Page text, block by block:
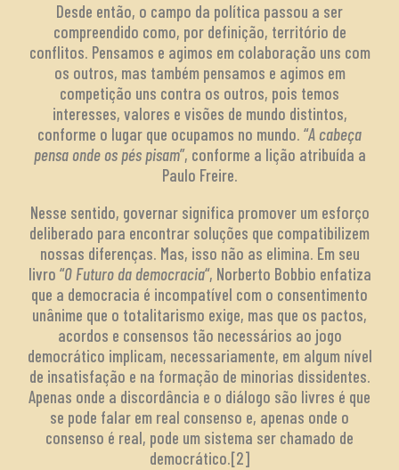
Desde então, o campo da política passou a ser
compreendido como, por definição, território de
conflitos. Pensamos e agimos em colaboração uns com
os outros, mas também pensamos e agimos em
competição uns contra os outros, pois temos
interesses, valores e visões de mundo distintos,
conforme o lugar que ocupamos no mundo. “A cabeça
pensa onde os pés pisam”, conforme a lição atribuída a
Paulo Freire.
Nesse sentido, governar significa promover um esforço
deliberado para encontrar soluções que compatibilizem
nossas diferenças. Mas, isso não as elimina. Em seu
livro “O Futuro da democracia“, Norberto Bobbio enfatiza
que a democracia é incompatível com o consentimento
unânime que o totalitarismo exige, mas que os pactos,
acordos e consensos tão necessários ao jogo
democrático implicam, necessariamente, em algum nível
de insatisfação e na formação de minorias dissidentes.
Apenas onde a discordância e o diálogo são livres é que
se pode falar em real consenso e, apenas onde o
consenso é real, pode um sistema ser chamado de
democrático.[2]